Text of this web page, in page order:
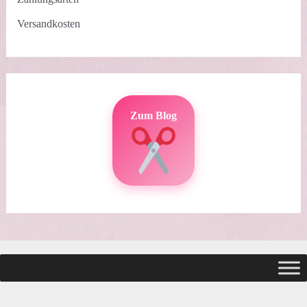
Versandkosten
Zum Blog